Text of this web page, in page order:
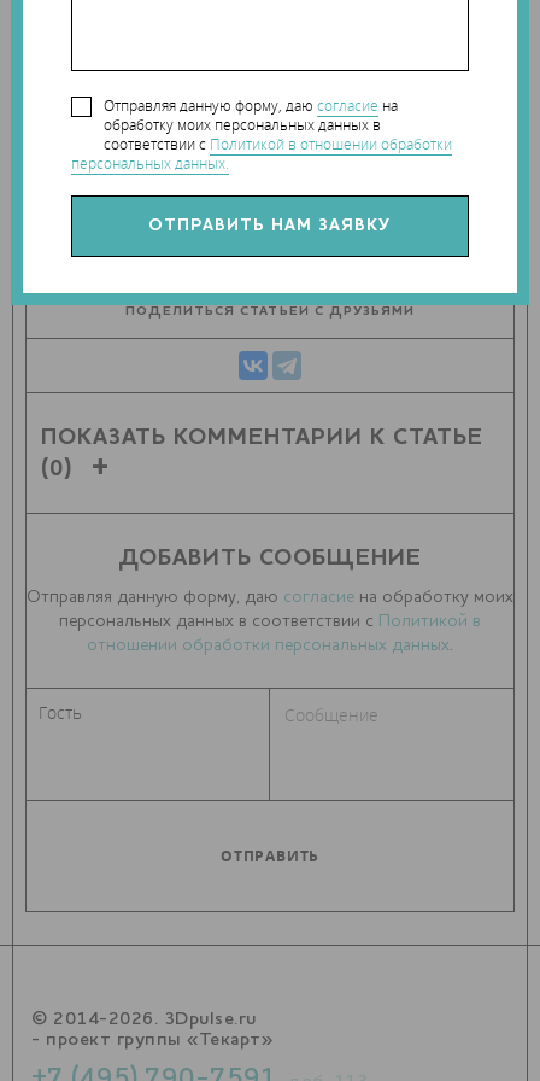
Отправляя данную форму, даюсогласие на
обработку моих персональных данных в
соответствии с Политикой в отношении обработки
персональных данных.
t.me/Techart_CaseStudy
Компании:
ПОДЕЛИТЬСЯ СТАТЬЕЙ С ДРУЗЬЯМИ
ПОКАЗАТЬ КОММЕНТАРИИ К СТАТЬЕ
(0)
ДОБАВИТЬ СООБЩЕНИЕ
Отправляя данную форму, даю согласие на обработку моих
персональных данных в соответствии с
Политикой в
отношении обработки персональных данных.
© 2014-2026. 3Dpulse.ru
- проект группы «Текарт»